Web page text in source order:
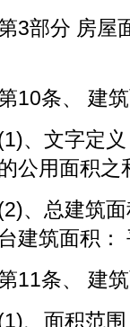
3部分 房屋
10条、 建
、文字定
公用面积之
、总建筑
台建筑面积：
11条、 建
、面积范